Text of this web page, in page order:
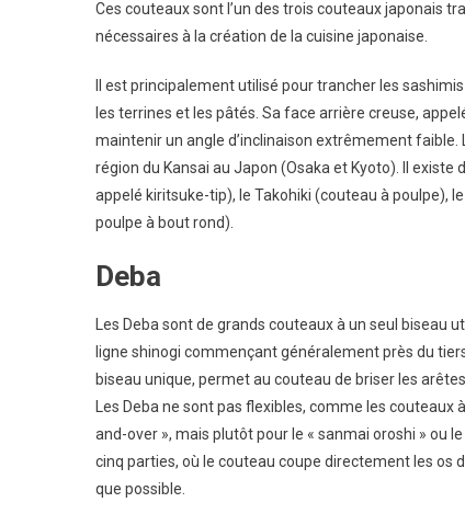
Ces couteaux sont l’un des trois couteaux japonais
nécessaires à la création de la cuisine japonaise.
Il est principalement utilisé pour trancher les
les terrines et les pâtés. Sa face arrière creuse,
maintenir un angle d’inclinaison extrêmement
région du Kansai au Japon (Osaka et Kyoto). Il
appelé kiritsuke-tip), le Takohiki (couteau à poulpe),
poulpe à bout rond).
Deba
Les Deba sont de grands couteaux à un seul biseau
ligne shinogi commençant généralement près du
biseau unique, permet au couteau de briser les
Les Deba ne sont pas flexibles, comme les
and-over », mais plutôt pour le « sanmai oroshi » ou
cinq parties, où le couteau coupe directement les os
que possible.